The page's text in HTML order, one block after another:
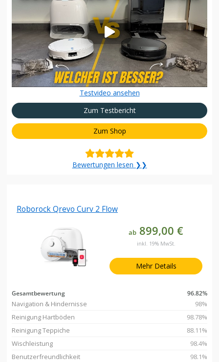
Testvideo ansehen
Zum Testbericht
Zum Shop
Bewertungen lesen ❯❯
Roborock Qrevo Curv 2 Flow
ab 899,00 €
inkl. 19% MwSt.
Mehr Details
Gesamtbewertung 96.82%
Navigation & Hindernisse
98%
Reinigung Hartböden
98.78%
Reinigung Teppiche
88.11%
Wischleistung
98.4%
Benutzerfreundlichkeit
98.1%